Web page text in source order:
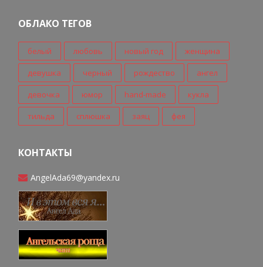
ОБЛАКО ТЕГОВ
белый любовь новый год женщина
девушка черный рождество ангел
девочка юмор hand-made кукла
тильда сплюшка заяц фея
КОНТАКТЫ
AngelAda69@yandex.ru